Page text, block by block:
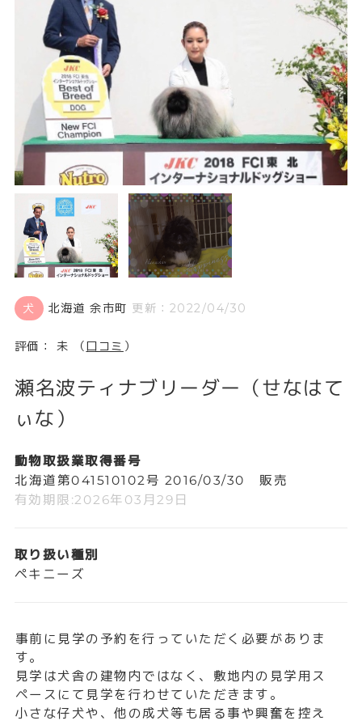
犬 北海道 余市町 更新：2022/04/30
評価： 未 （口コミ ）
瀬名波ティナブリーダー（せなはて
ぃな）
動物取扱業取得番号
北海道第041510102号 2016/03/30 販売
有効期限:2026年03月29日
取り扱い種別
ペキニーズ